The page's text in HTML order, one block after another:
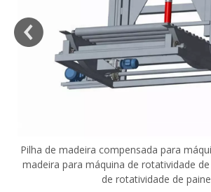
Pilha de madeira compensada para
madeira para máquina de rotatividade
de rotatividade de